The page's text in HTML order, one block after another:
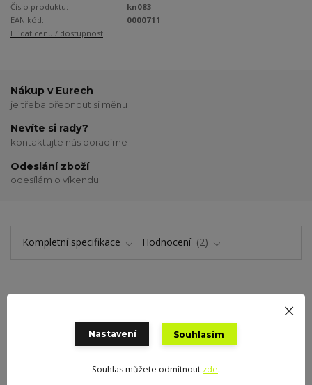
Číslo produktu:
kn083
EAN kód:
0000711
Hlídat cenu / dostupnost
Nákup v Eurech
je třeba přepnout si měnu
Nevíte si rady?
kontaktujte nás poradíme
Odeslání zboží
odesílám o víkendu
Kompletní specifikace Hodnocení 2
Kroužek na opasek na šaty
Nastavení Souhlasím
Souhlas můžete odmítnout zde.